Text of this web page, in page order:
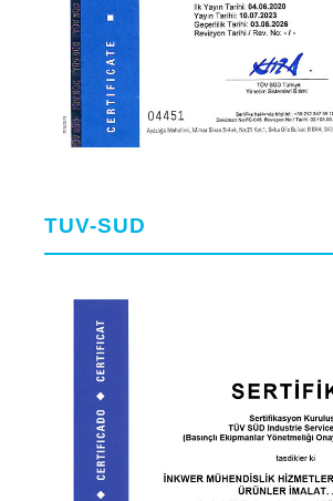
TUV-SUD